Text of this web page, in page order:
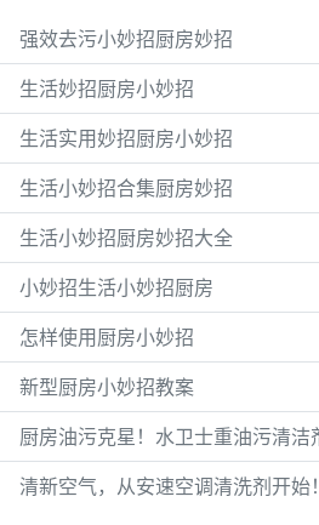
强效去污小妙招厨房妙招
生活妙招厨房小妙招
生活实用妙招厨房小妙招
生活小妙招合集厨房妙招
生活小妙招厨房妙招大全
小妙招生活小妙招厨房
怎样使用厨房小妙招
新型厨房小妙招教案
厨房油污克星！水卫士重油污清洁
清新空气，从安速空调清洗剂开始！